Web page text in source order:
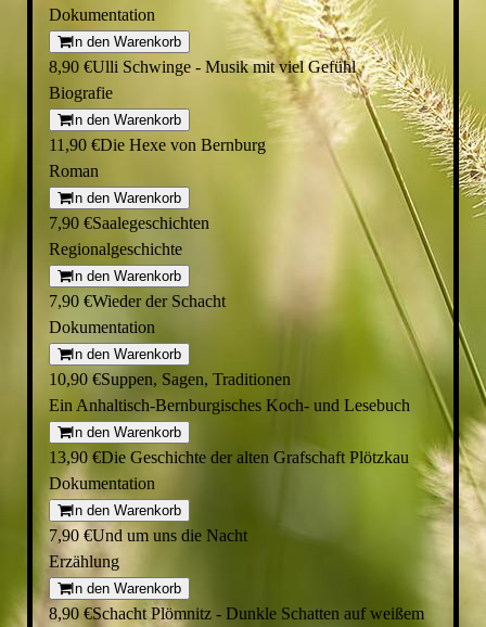
Dokumentation
In den Warenkorb
8,90 €Ulli Schwinge - Musik mit viel Gefühl
Biografie
In den Warenkorb
11,90 €Die Hexe von Bernburg
Roman
In den Warenkorb
7,90 €Saalegeschichten
Regionalgeschichte
In den Warenkorb
7,90 €Wieder der Schacht
Dokumentation
In den Warenkorb
10,90 €Suppen, Sagen, Traditionen
Ein Anhaltisch-Bernburgisches Koch- und Lesebuch
In den Warenkorb
13,90 €Die Geschichte der alten Grafschaft Plötzkau
Dokumentation
In den Warenkorb
7,90 €Und um uns die Nacht
Erzählung
In den Warenkorb
8,90 €Schacht Plömnitz - Dunkle Schatten auf weißem